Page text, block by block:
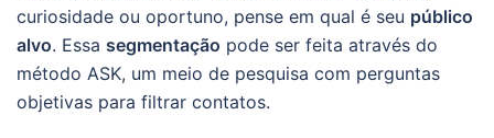
curiosidade ou oportuno, pense em qual é seu público
alvo. Essa segmentação pode ser feita através do
método ASK, um meio de pesquisa com perguntas
objetivas para filtrar contatos.